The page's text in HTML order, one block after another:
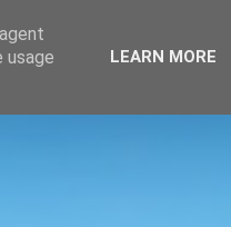
usage
LEARN MORE